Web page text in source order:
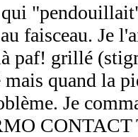
faisceau. Je
paf! grillé
quand la
Je
CONTACT